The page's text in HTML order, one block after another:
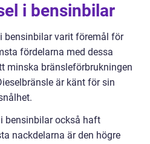
i bensinbilar
bensinbilar varit föremål för
fördelarna med dessa
minska bränsleförbrukningen
är känt för sin
bensinbilar också haft
nackdelarna är den högre